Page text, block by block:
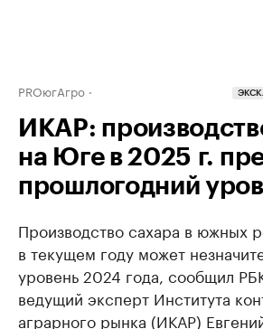
PROюгАгро
ИКАР:
на Юге в 2025 г.
прошлогодний
Производство сахара в южных
в текущем году может
уровень 2024 года, сообщил
ведущий эксперт Института
аграрного рынка (ИКАР)